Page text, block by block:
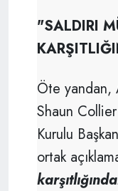
"SALDIRI
Öte yandan,
Shaun
Kurulu
ortak